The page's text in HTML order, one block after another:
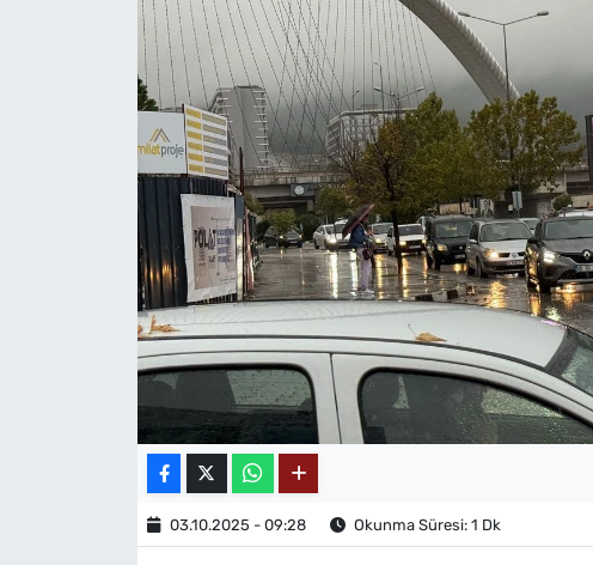
03.10.2025 - 09:28 Okunma Süresi: 1 Dk
MAGAZİN